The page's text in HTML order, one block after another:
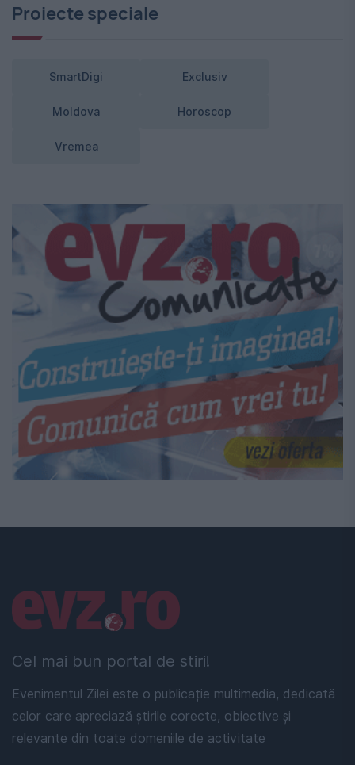
Proiecte speciale
SmartDigi Exclusiv
Moldova Horoscop
Vremea
Cel mai bun portal de stiri!
Evenimentul Zilei este o publicație multimedia, dedicată
celor care apreciază știrile corecte, obiective și
relevante din toate domeniile de activitate
Linkuri utile